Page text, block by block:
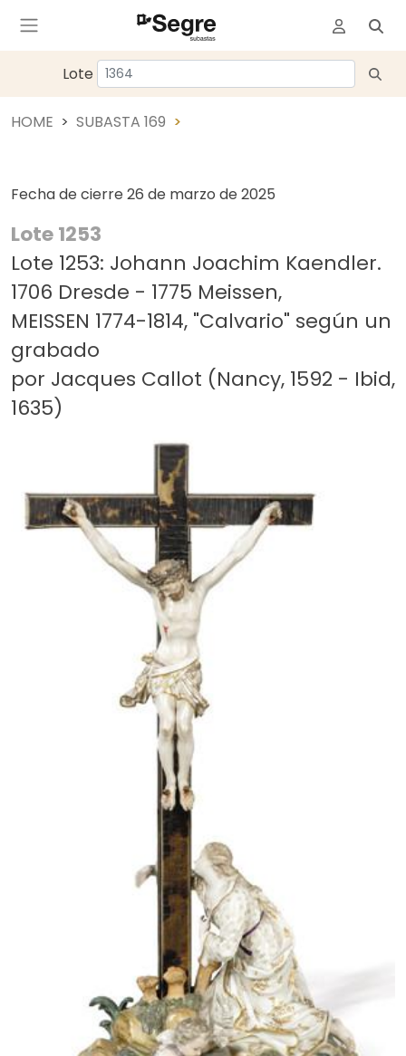
Lote
HOME SUBASTA 169
Fecha de cierre 26 de marzo de 2025
Lote 1253
Lote 1253: Johann Joachim Kaendler.
1706 Dresde - 1775 Meissen,
MEISSEN 1774-1814, "Calvario" según un
grabado
por Jacques Callot (Nancy, 1592 - Ibid,
1635)